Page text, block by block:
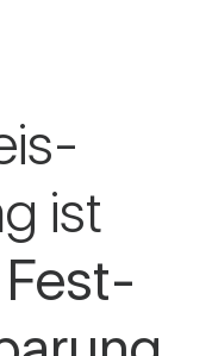
ist
Fest­